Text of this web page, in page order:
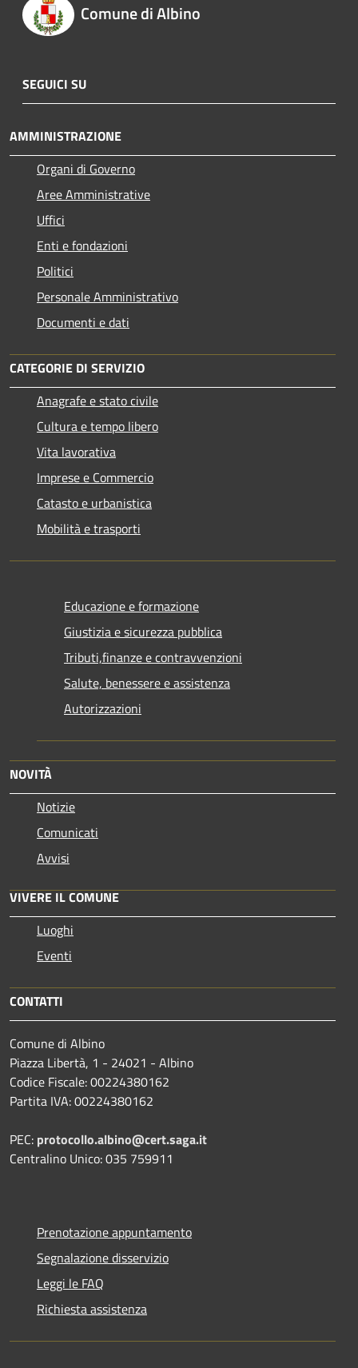
Comune di Albino
SEGUICI SU
AMMINISTRAZIONE
Organi di Governo
Aree Amministrative
Uffici
Enti e fondazioni
Politici
Personale Amministrativo
Documenti e dati
CATEGORIE DI SERVIZIO
Anagrafe e stato civile
Cultura e tempo libero
Vita lavorativa
Imprese e Commercio
Catasto e urbanistica
Mobilità e trasporti
Educazione e formazione
Giustizia e sicurezza pubblica
Tributi,finanze e contravvenzioni
Salute, benessere e assistenza
Autorizzazioni
NOVITÀ
Notizie
Comunicati
Avvisi
VIVERE IL COMUNE
Luoghi
Eventi
CONTATTI
Comune di Albino
Piazza Libertà, 1 - 24021 - Albino
Codice Fiscale: 00224380162
Partita IVA: 00224380162
PEC: protocollo.albino@cert.saga.it
Centralino Unico: 035 759911
Prenotazione appuntamento
Segnalazione disservizio
Leggi le FAQ
Richiesta assistenza